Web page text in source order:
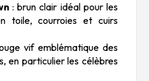
: brun clair idéal pour les
toile, courroies et cuirs
vif emblématique des
en particulier les célèbres